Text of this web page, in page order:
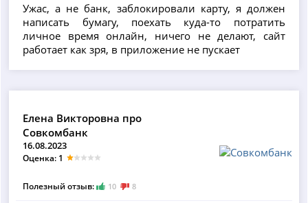
Ужас, а не банк, заблокировали карту, я должен
написать бумагу, поехать куда-то потратить
личное время онлайн, ничего не делают, сайт
работает как зря, в приложение не пускает
Елена Викторовна про
Совкомбанк
16.08.2023
Оценка: 1
Полезный отзыв: 10 8